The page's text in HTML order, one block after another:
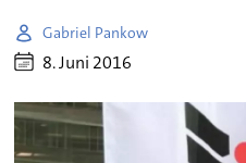
Gabriel Pankow
8. Juni 2016